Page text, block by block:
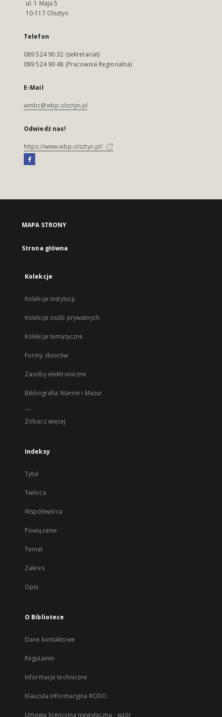
ul. 1 Maja 5
10-117 Olsztyn
Telefon
089 524 90 32 (sekretariat)
089 524 90 48 (Pracownia Regionalna)
E-Mail
wmbc@wbp.olsztyn.pl
Odwiedź nas!
https://www.wbp.olsztyn.pl/
MAPA STRONY
Strona główna
Kolekcje
Kolekcje instytucji
Kolekcje osób prywatnych
Kolekcje tematyczne
Formy zbiorów
Zasoby elektroniczne
Bibliografia Warmii i Mazur
...
Zobacz więcej
Indeksy
Tytuł
Twórca
Współtwórca
Powiązanie
Temat
Zakres
Opis
O Bibliotece
Dane kontaktowe
Regulamin
Informacje techniczne
Klauzula informacyjna RODO
Umowa licencyjna niewyłączna - wzór